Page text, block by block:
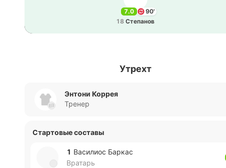
7.0
90'
18 Сте­па­нов
Утрехт
Энтони Коррея
Тренер
Стартовые составы
1 Ва­си­лиос Баркас
Вратарь